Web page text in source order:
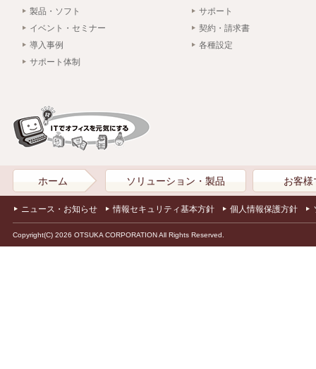
製品・ソフト
イベント・セミナー
導入事例
サポート体制
サポート
契約・請求書
各種設定
ホーム ソリューション・製品 お客様
ニュース・お知らせ 情報セキュリティ基本方針 個人情報保護方針
Copyright(C) 2026 OTSUKA CORPORATION All Rights Reserved.